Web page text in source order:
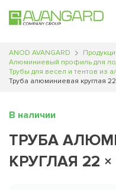
ANOD AVANGARD
Алюминиевый профиль для
Трубы для весел и тентов из
Труба алюминиевая круглая
В наличии
ТРУБА
КРУГЛАЯ 22